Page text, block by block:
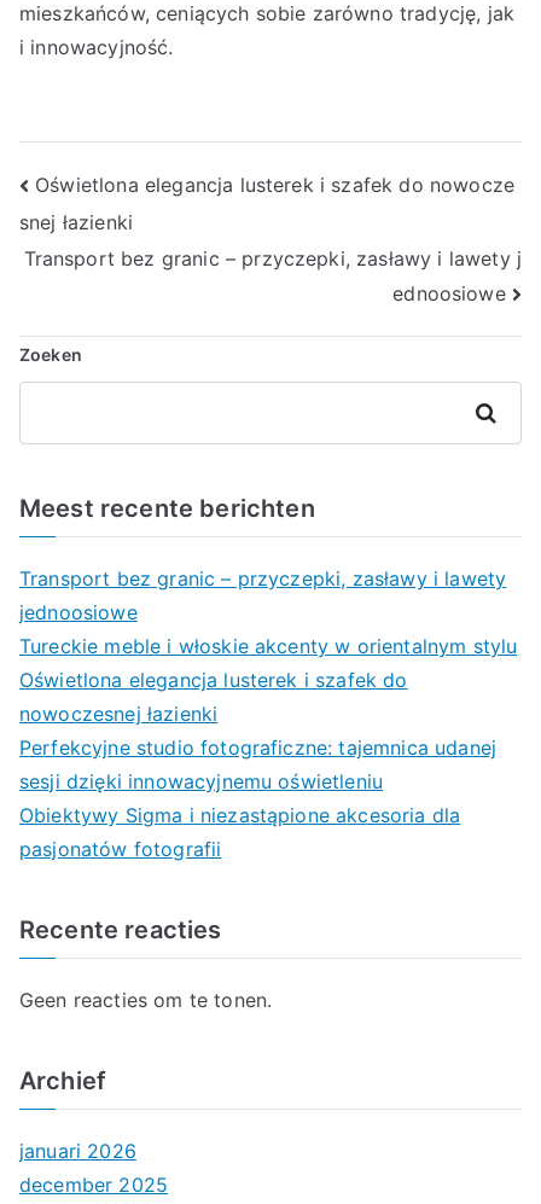
mieszkańców, ceniących sobie zarówno tradycję, jak
i innowacyjność.
Berichtnavigatie
Oświetlona elegancja lusterek i szafek do nowocze
snej łazienki
Transport bez granic – przyczepki, zasławy i lawety j
ednoosiowe
Zoeken
Zoeken
Meest recente berichten
Transport bez granic – przyczepki, zasławy i lawety
jednoosiowe
Tureckie meble i włoskie akcenty w orientalnym stylu
Oświetlona elegancja lusterek i szafek do
nowoczesnej łazienki
Perfekcyjne studio fotograficzne: tajemnica udanej
sesji dzięki innowacyjnemu oświetleniu
Obiektywy Sigma i niezastąpione akcesoria dla
pasjonatów fotografii
Recente reacties
Geen reacties om te tonen.
Archief
januari 2026
december 2025